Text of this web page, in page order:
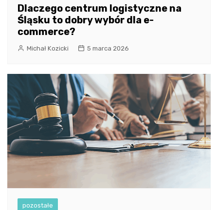
Dlaczego centrum logistyczne na
Śląsku to dobry wybór dla e-
commerce?
Michał Kozicki 5 marca 2026
pozostałe